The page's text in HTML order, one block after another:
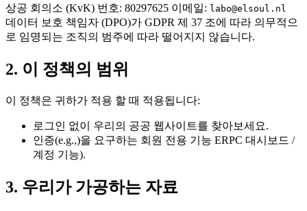
상공 회의소 (KvK) 번호: 80297625 이메일: labo@elsoul.nl
데이터 보호 책임자 (DPO)가 GDPR 제 37 조에 따라 의무적으
로 임명되는 조직의 범주에 따라 떨어지지 않습니다.
2. 이 정책의 범위
이 정책은 귀하가 적용 할 때 적용됩니다:
로그인 없이 우리의 공공 웹사이트를 찾아보세요.
인증(e.g.,)을 요구하는 회원 전용 기능 ERPC 대시보드 /
계정 기능).
3. 우리가 가공하는 자료